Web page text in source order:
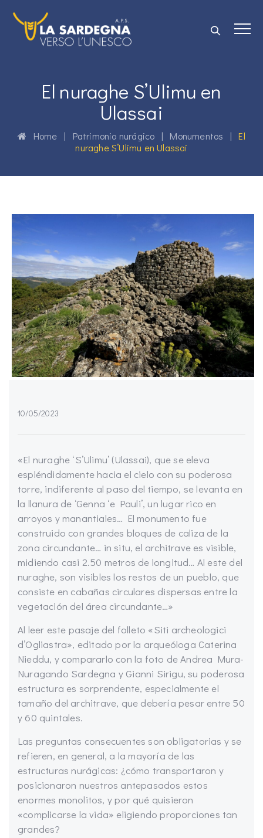
El nuraghe S’Ulimu en
Ulassai
Home | Patrimonio nurágico | Monumentos |El
nuraghe S’Ulimu en Ulassai
10/05/2023
«El nuraghe ‘S’Ulimu’ (Ulassai), que se eleva
espléndidamente hacia el cielo con su poderosa
torre, indiferente al paso del tiempo, se levanta en
la llanura de ‘Genna ‘e Pauli’, un lugar rico en
arroyos y manantiales… El monumento fue
construido con grandes bloques de caliza de la
zona circundante… in situ, el architrave es visible,
midiendo casi 2.50 metros de longitud… Al este del
nuraghe, son visibles los restos de un pueblo, que
consiste en cabañas circulares dispersas entre la
vegetación del área circundante…»
Al leer este pasaje del folleto «Siti archeologici
d’Ogliastra», editado por la arqueóloga Caterina
Nieddu, y compararlo con la foto de Andrea Mura-
Nuragando Sardegna y Gianni Sirigu, su poderosa
estructura es sorprendente, especialmente el
tamaño del architrave, que debería pesar entre 50
y 60 quintales.
Las preguntas consecuentes son obligatorias y se
refieren, en general, a la mayoría de las
estructuras nurágicas: ¿cómo transportaron y
posicionaron nuestros antepasados estos
enormes monolitos, y por qué quisieron
«complicarse la vida» eligiendo proporciones tan
grandes?